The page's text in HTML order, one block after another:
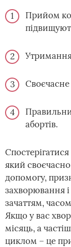
Прийом
Утримання
Своєчасне
абортів.
який
допомогу,
захворювання
зачаттям,
Якщо у вас
місяць, а
циклом – це